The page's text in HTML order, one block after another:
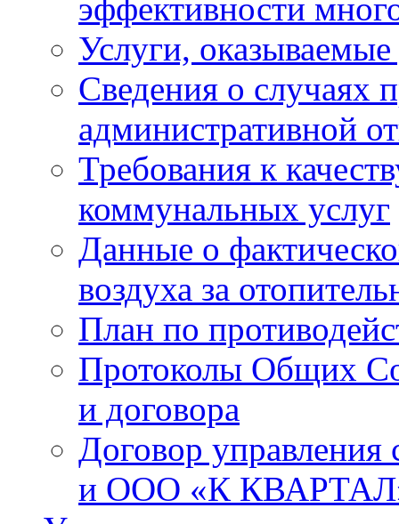
эффективности
Услуги,
Сведения о случаях
административной
Требования к
коммунальных услуг
Данные о
воздуха за
План по
Протоколы Общих
и договора
Договор управления
и ООО «К